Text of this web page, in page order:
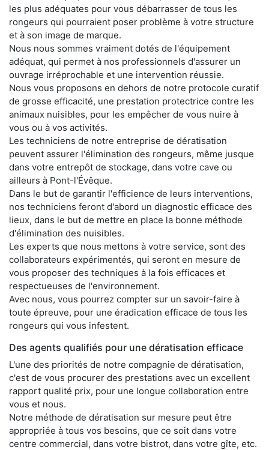
les plus adéquates pour vous débarrasser de tous les
rongeurs qui pourraient poser problème à votre structure
et à son image de marque.
Nous nous sommes vraiment dotés de l'équipement
adéquat, qui permet à nos professionnels d'assurer un
ouvrage irréprochable et une intervention réussie.
Nous vous proposons en dehors de notre protocole curatif
de grosse efficacité, une prestation protectrice contre les
animaux nuisibles, pour les empêcher de vous nuire à
vous ou à vos activités.
Les techniciens de notre entreprise de dératisation
peuvent assurer l'élimination des rongeurs, même jusque
dans votre entrepôt de stockage, dans votre cave ou
ailleurs à Pont-l'Évêque.
Dans le but de garantir l'efficience de leurs interventions,
nos techniciens feront d'abord un diagnostic efficace des
lieux, dans le but de mettre en place la bonne méthode
d'élimination des nuisibles.
Les experts que nous mettons à votre service, sont des
collaborateurs expérimentés, qui seront en mesure de
vous proposer des techniques à la fois efficaces et
respectueuses de l'environnement.
Avec nous, vous pourrez compter sur un savoir-faire à
toute épreuve, pour une éradication efficace de tous les
rongeurs qui vous infestent.
Des agents qualifiés pour une dératisation efficace
L'une des priorités de notre compagnie de dératisation,
c'est de vous procurer des prestations avec un excellent
rapport qualité prix, pour une longue collaboration entre
vous et nous.
Notre méthode de dératisation sur mesure peut être
appropriée à tous vos besoins, que ce soit dans votre
centre commercial, dans votre bistrot, dans votre gîte, etc.